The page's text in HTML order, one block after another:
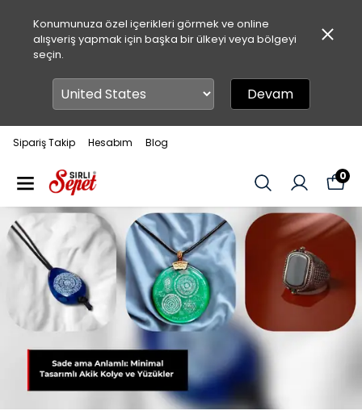
Konumunuza özel içerikleri görmek ve online
alışveriş yapmak için başka bir ülkeyi veya bölgeyi
seçin.
Devam
Sipariş Takip Hesabım Blog
0